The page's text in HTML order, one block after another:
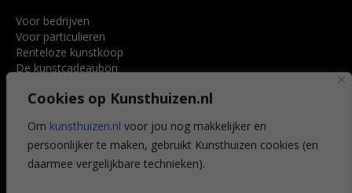
Cookies op Kunsthuizen.nl
Om kunsthuizen.nl voor jou nog makkelijker en
persoonlijker te maken, gebruikt Kunsthuizen cookies (en
daarmee vergelijkbare technieken).
Voor bedrijven
Voor particulieren
Renteloze kunstkoop
De kunstcadeaubon
Voordelen
Veelgestelde vragen
CONTACT